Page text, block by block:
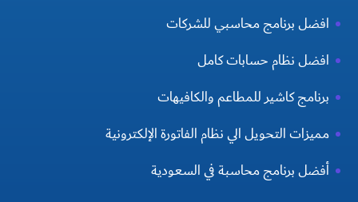
افضل برنامج محاسبي للشركات
افضل نظام حسابات كامل
برنامج كاشير للمطاعم والكافيهات
مميزات التحويل الي نظام الفاتورة الإلكترونية
أفضل برنامج محاسبة في السعودية